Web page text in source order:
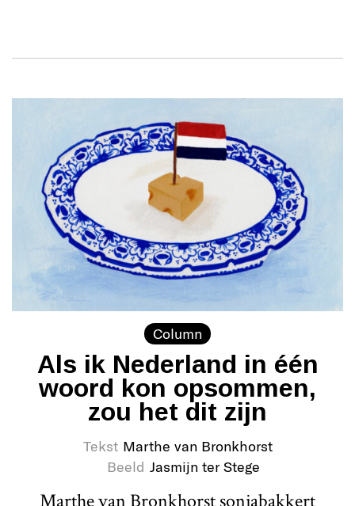
Column
Als ik Nederland in één
woord kon opsommen,
zou het dit zijn
Tekst Marthe van Bronkhorst
Beeld Jasmijn ter Stege
Marthe van Bronkhorst sonjabakkert